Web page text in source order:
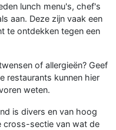
lunch menu's, chef's
aan. Deze zijn vaak een
te ontdekken tegen een
of allergieën? Geef
restaurants kunnen hier
weten.
is divers en van hoog
cross-sectie van wat de